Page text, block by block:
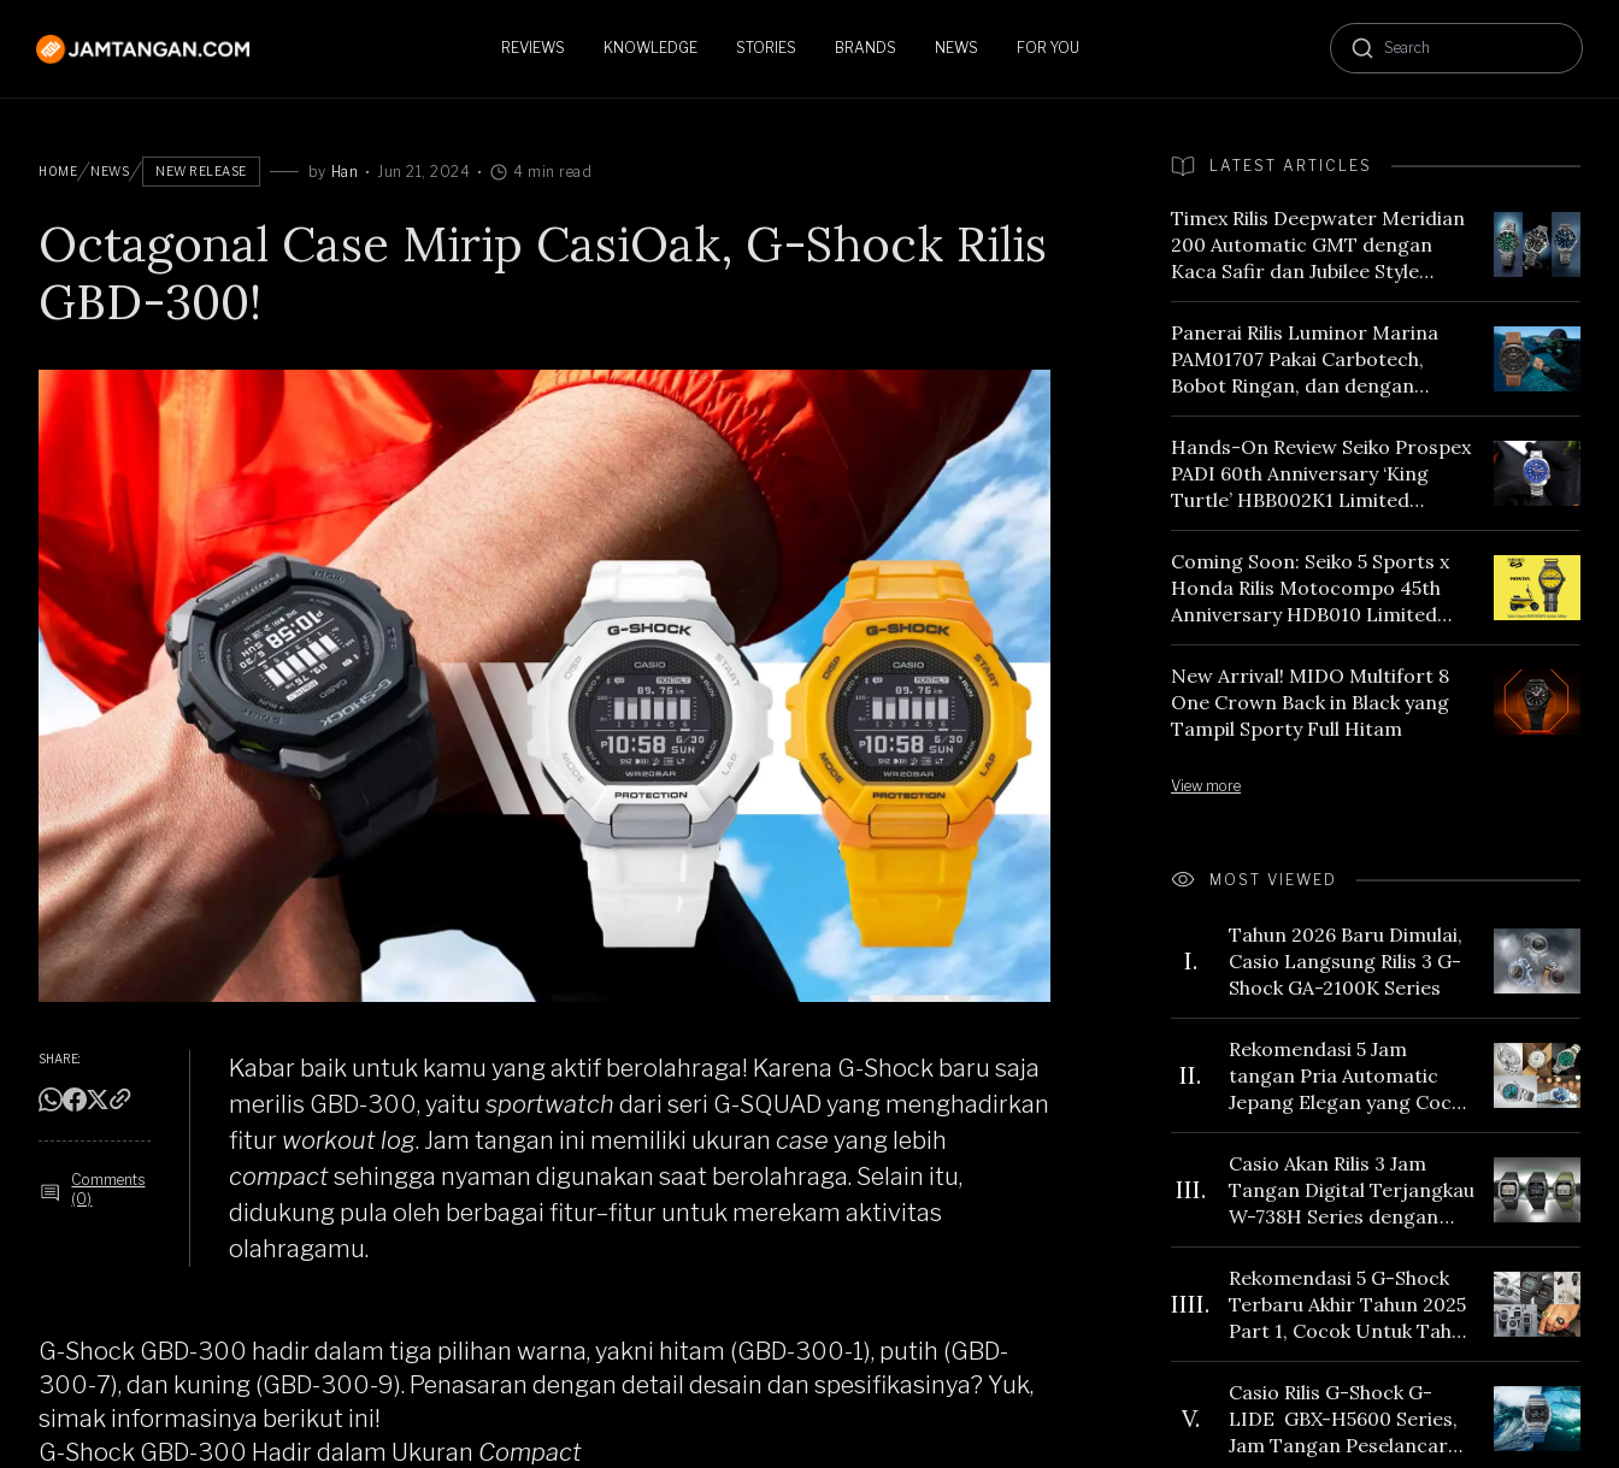
REVIEWS KNOWLEDGE STORIES BRANDS NEWS FOR YOU
HOME NEWS NEW RELEASE by Han Jun 21, 2024 4 min read
Octagonal Case Mirip CasiOak, G-Shock Rilis
GBD-300!
SHARE:
Comments
(0)
Kabar baik untuk kamu yang aktif berolahraga! Karena G-Shock baru saja
merilis GBD-300, yaitu sportwatch dari seri G-SQUAD yang menghadirkan
fitur workout log. Jam tangan ini memiliki ukuran case yang lebih
compactsehingga nyaman digunakan saat berolahraga. Selain itu,
didukung pula oleh berbagai fitur–fitur untuk merekam aktivitas
olahragamu.
G-Shock GBD-300 hadir dalam tiga pilihan warna, yakni hitam (GBD-300-1), putih (GBD-
300-7), dan kuning (GBD-300-9). Penasaran dengan detail desain dan spesifikasinya? Yuk,
simak informasinya berikut ini!
G-Shock GBD-300 Hadir dalam Ukuran Compact
LATEST ARTICLES
Timex Rilis Deepwater Meridian
200 Automatic GMT dengan
Kaca Safir dan Jubilee Style
Bracelet
Panerai Rilis Luminor Marina
PAM01707 Pakai Carbotech,
Bobot Ringan, dan dengan
Vintage Vibes
Hands-On Review Seiko Prospex
PADI 60th Anniversary ‘King
Turtle’ HBB002K1 Limited
Edition
Coming Soon: Seiko 5 Sports x
Honda Rilis Motocompo 45th
Anniversary HDB010 Limited
Edition
New Arrival! MIDO Multifort 8
One Crown Back in Black yang
Tampil Sporty Full Hitam
View more
MOST VIEWED
I.
Tahun 2026 Baru Dimulai,
Casio Langsung Rilis 3 G-
Shock GA-2100K Series
II.
Rekomendasi 5 Jam
tangan Pria Automatic
Jepang Elegan yang Cocok
Dikoleksi di 2026
III.
Casio Akan Rilis 3 Jam
Tangan Digital Terjangkau
W-738H Series dengan
Masa Baterai 10 Tahun
dan Fitur Vibration
IIII.
Rekomendasi 5 G-Shock
Terbaru Akhir Tahun 2025
Part 1, Cocok Untuk Tahun
Baru!
V.
Casio Rilis G-Shock G-
LIDE GBX-H5600 Series,
Jam Tangan Peselancar